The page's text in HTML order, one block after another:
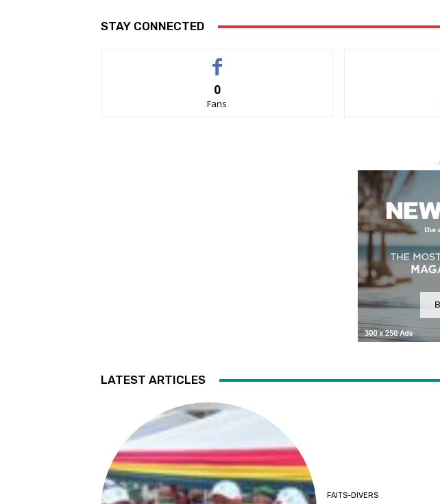
STAY CONNECTED
0
Fans
-
LATEST ARTICLES
FAITS-DIVERS